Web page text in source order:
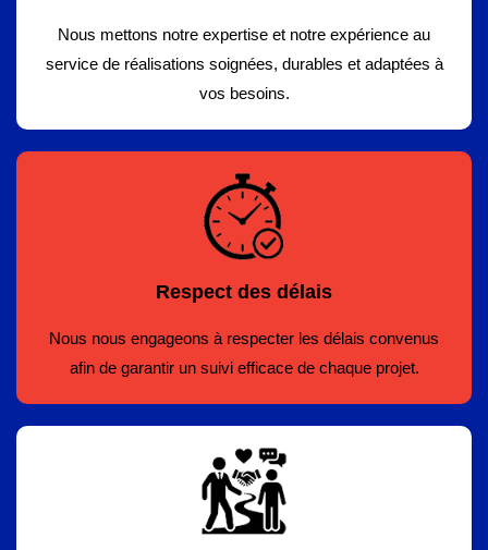
Nous mettons notre expertise et notre expérience au
service de réalisations soignées, durables et adaptées à
vos besoins.
Respect des délais
Nous nous engageons à respecter les délais convenus
afin de garantir un suivi efficace de chaque projet.